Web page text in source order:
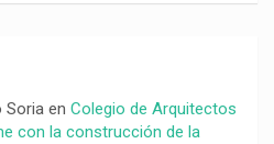
Soriaen Colegio de Arquitectos
con la construcción de la